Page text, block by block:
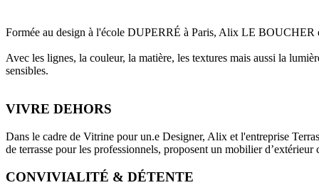
Formée au design à l'école DUPERRÉ à Paris, Alix LE BOUCHER
Avec les lignes, la couleur, la matière, les textures mais aussi la
sensibles.
VIVRE DEHORS
Dans le cadre de Vitrine pour un.e Designer, Alix et l'entreprise
de terrasse pour les professionnels, proposent un mobilier
CONVIVIALITÉ & DÉTENTE